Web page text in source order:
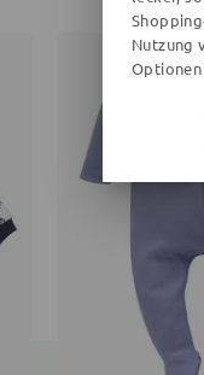
Nutzung